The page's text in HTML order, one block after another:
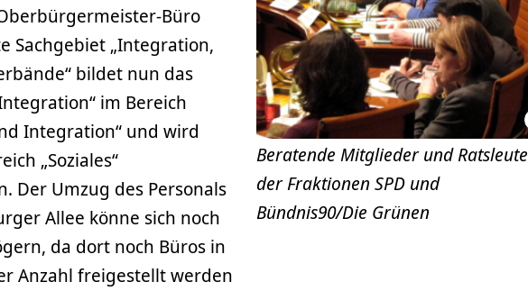
Beratende Mitglieder und Ratsleute
der Fraktionen SPD und
Bündnis90/Die Grünen
Büro
Sachgebiet „Integration,
bildet nun das
im Bereich
Integration“ und wird
„Soziales“
Der Umzug des Personals
Allee könne sich noch
da dort noch Büros in
Anzahl freigestellt werden